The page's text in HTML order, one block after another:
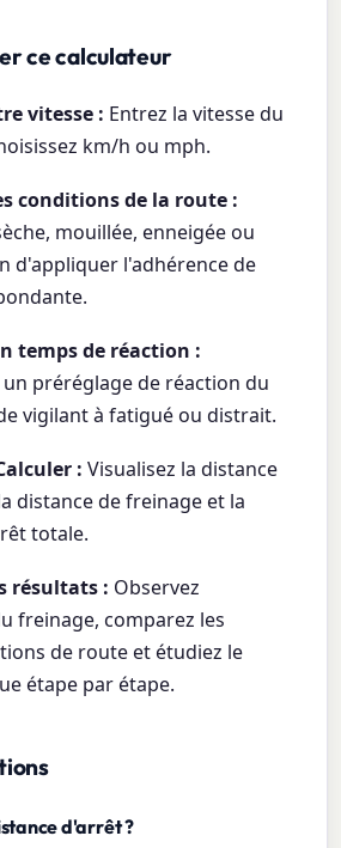
ce calculateur
vitesse : Entrez la vitesse du
km/h ou mph.
conditions de la route :
mouillée, enneigée ou
d'appliquer l'adhérence de
temps de réaction :
préréglage de réaction du
vigilant à fatigué ou distrait.
: Visualisez la distance
distance de freinage et la
totale.
résultats : Observez
freinage, comparez les
de route et étudiez le
étape par étape.
d'arrêt ?